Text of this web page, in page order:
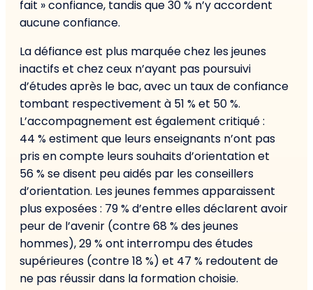
fait » confiance, tandis que 30 % n’y accordent
aucune confiance.
La défiance est plus marquée chez les jeunes
inactifs et chez ceux n’ayant pas poursuivi
d’études après le bac, avec un taux de confiance
tombant respectivement à 51 % et 50 %.
L’accompagnement est également critiqué :
44 % estiment que leurs enseignants n’ont pas
pris en compte leurs souhaits d’orientation et
56 % se disent peu aidés par les conseillers
d’orientation. Les jeunes femmes apparaissent
plus exposées : 79 % d’entre elles déclarent avoir
peur de l’avenir (contre 68 % des jeunes
hommes), 29 % ont interrompu des études
supérieures (contre 18 %) et 47 % redoutent de
ne pas réussir dans la formation choisie.